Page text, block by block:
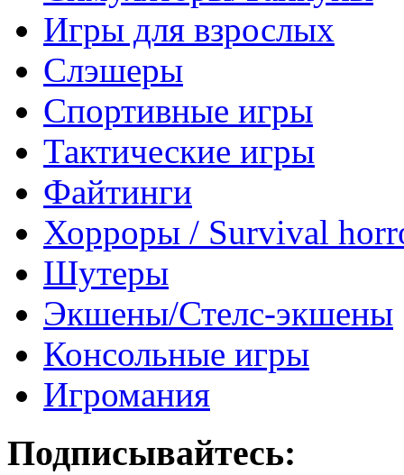
Игры для взрослых
Слэшеры
Спортивные игры
Тактические игры
Файтинги
Хорроры / Survival
Шутеры
Экшены/Стелс-экшены
Консольные игры
Игромания
Подписывайтесь: